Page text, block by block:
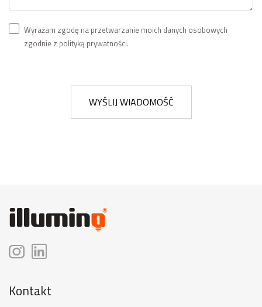
Wyrażam zgodę na przetwarzanie moich danych osobowych
zgodnie z polityką prywatności.
WYŚLIJ WIADOMOŚĆ
Kontakt